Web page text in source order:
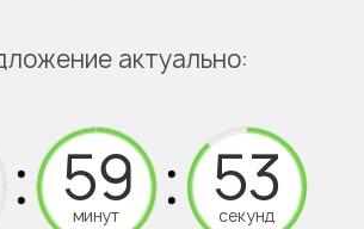
актуально:
минут секунд